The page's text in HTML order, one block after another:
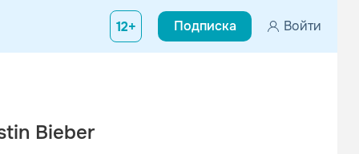
12+ Подписка Войти
Bieber
в городе Лос-Анджелес, Калифорния. Группа